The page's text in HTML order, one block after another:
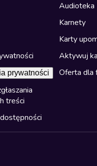
prywatności
treści
Audioteka
Karnety
Karty
Aktywuj
Oferta dla